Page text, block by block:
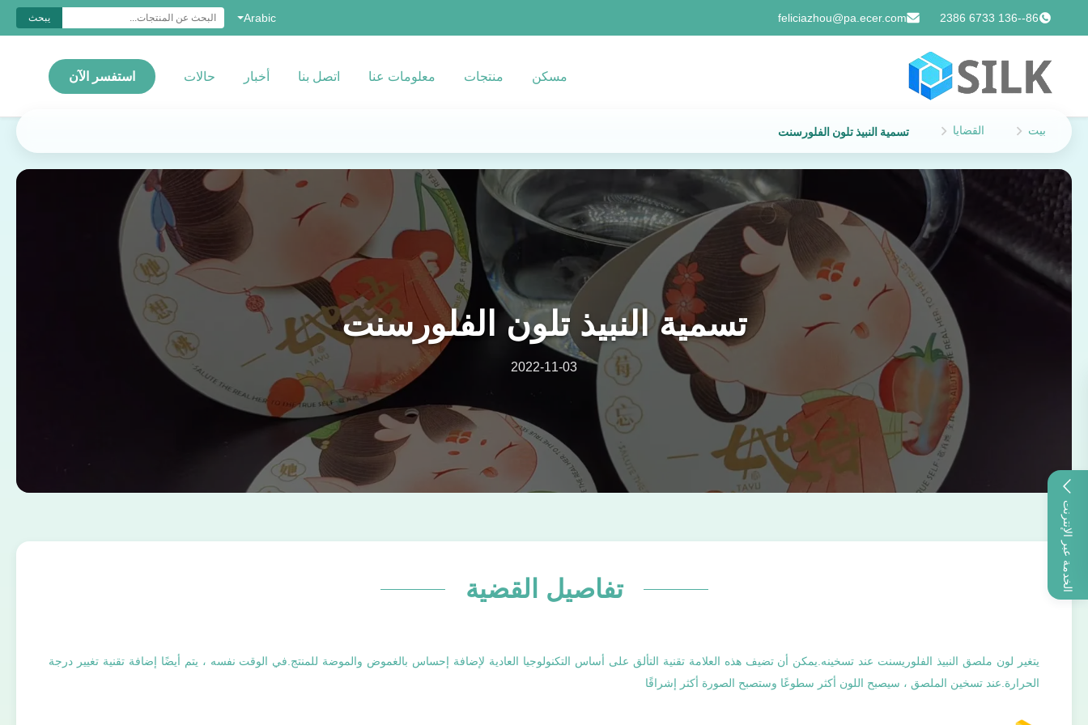
86--136 6733 2386
feliciazhou@pa.ecer.com
Arabic يبحث
مسكن منتجات معلومات عنا اتصل بنا أخبار حالات استفسر الآن
الخدمة عبر الإنترنت
بيت القضايا تسمية النبيذ تلون الفلورسنت
تسمية النبيذ تلون الفلورسنت
2022-11-03
تفاصيل القضية
يتغير لون ملصق النبيذ الفلوريسنت عند تسخينه.يمكن أن تضيف هذه العلامة تقنية التألق على أساس التكنولوجيا العادية لإضافة إحساس بالغموض والموضة للمنتج.في الوقت نفسه ، يتم أيضًا إضافة تقنية تغيير درجة
الحرارة.عند تسخين الملصق ، سيصبح اللون أكثر سطوعًا وستصبح الصورة أكثر إشراقًا